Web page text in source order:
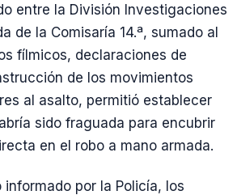
entre la División Investigaciones
de la Comisaría 14.ª, sumado al
fílmicos, declaraciones de
de los movimientos
al asalto, permitió establecer
sido fraguada para encubrir
en el robo a mano armada.
por la Policía, los